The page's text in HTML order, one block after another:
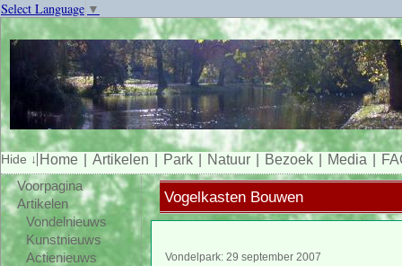
Select Language ▼
Home Artikelen Park Natuur Bezoek Media
Voorpagina
Artikelen
Vondelnieuws
Kunstnieuws
Actienieuws
Vogelkasten Bouwen
Vondelpark: 29 september 2007